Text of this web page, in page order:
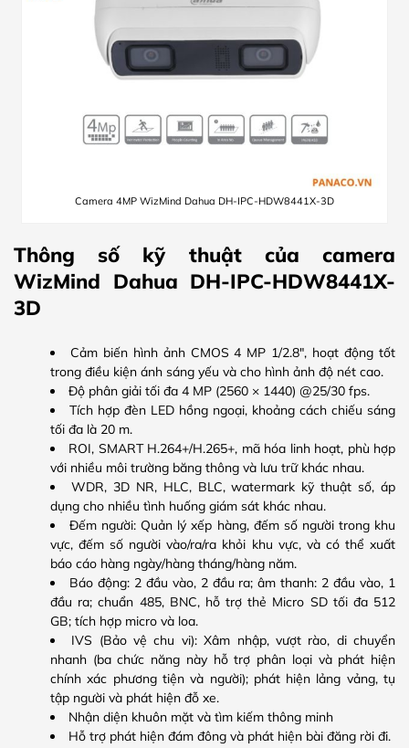
Camera 4MP WizMind Dahua DH-IPC-HDW8441X-3D
Thông số kỹ thuật của camera
WizMind Dahua DH-IPC-HDW8441X-
3D
Cảm biến hình ảnh CMOS 4 MP 1/2.8″, hoạt động tốt
trong điều kiện ánh sáng yếu và cho hình ảnh độ nét cao.
Độ phân giải tối đa 4 MP (2560 × 1440) @25/30 fps.
Tích hợp đèn LED hồng ngoại, khoảng cách chiếu sáng
tối đa là 20 m.
ROI, SMART H.264+/H.265+, mã hóa linh hoạt, phù hợp
với nhiều môi trường băng thông và lưu trữ khác nhau.
WDR, 3D NR, HLC, BLC, watermark kỹ thuật số, áp
dụng cho nhiều tình huống giám sát khác nhau.
Đếm người: Quản lý xếp hàng, đếm số người trong khu
vực, đếm số người vào/ra/ra khỏi khu vực, và có thể xuất
báo cáo hàng ngày/hàng tháng/hàng năm.
Báo động: 2 đầu vào, 2 đầu ra; âm thanh: 2 đầu vào, 1
đầu ra; chuẩn 485, BNC, hỗ trợ thẻ Micro SD tối đa 512
GB; tích hợp micro và loa.
IVS (Bảo vệ chu vi): Xâm nhập, vượt rào, di chuyển
nhanh (ba chức năng này hỗ trợ phân loại và phát hiện
chính xác phương tiện và người); phát hiện lảng vảng, tụ
tập người và phát hiện đỗ xe.
Nhận diện khuôn mặt và tìm kiếm thông minh
Hỗ trợ phát hiện đám đông và phát hiện bài đăng rời đi.